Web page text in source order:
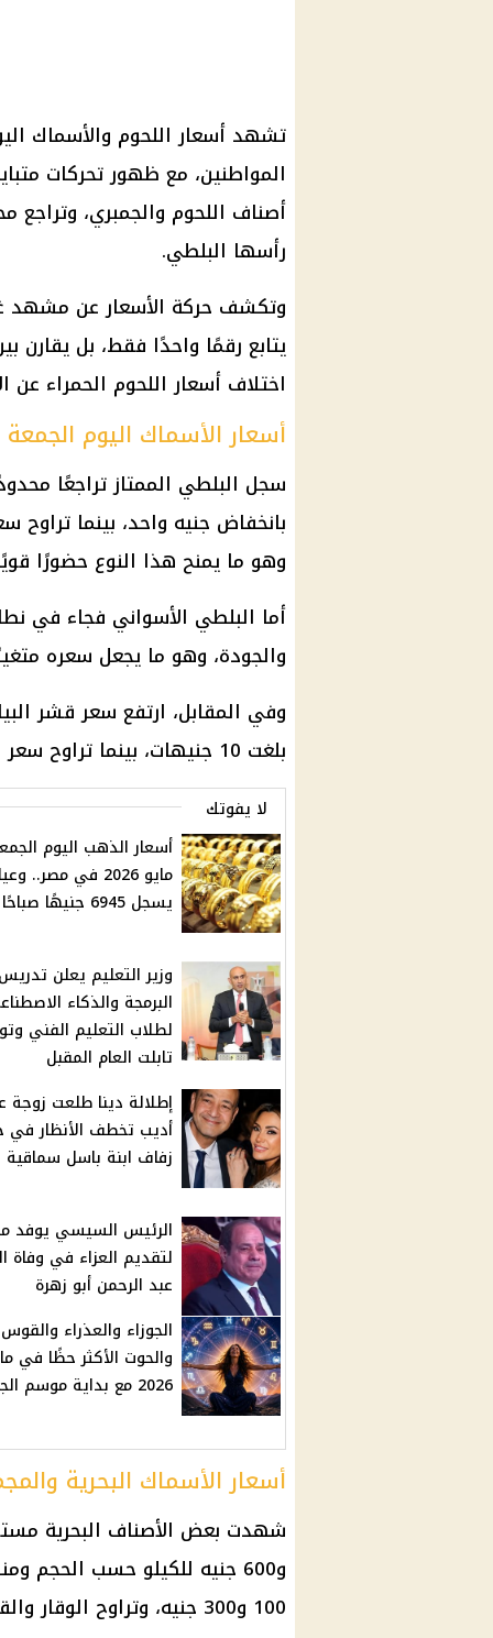
المواطنين، مع ظهور تحركات
أصناف اللحوم والجمبري،
رأسها البلطي.
وتكشف حركة الأسعار عن مشهد
يتابع رقمًا واحدًا فقط، بل يقارن
اختلاف أسعار اللحوم الحمراء عن
أسعار الأسماك اليوم الجمعة
وهو ما يمنح هذا النوع حضورًا
والجودة، وهو ما يجعل سعره
بلغت 10 جنيهات، بينما تراوح سعر البياض الأملس البلدي بين 150 و250 جنيهًا.
لا يفوتك
يسجل 6945 جنيهًا صباحًا
وزير التعليم يعلن
البرمجة والذكاء
لطلاب التعليم الفني
تابلت العام المقبل
إطلالة دينا طلعت زوجة
أديب تخطف الأنظار
زفاف ابنة باسل سماقية
الرئيس السيسي يوفد
لتقديم العزاء في وفاة
عبد الرحمن أبو زهرة
الجوزاء والعذراء والقوس
والحوت الأكثر حظًا في
2026 مع بداية موسم الجوزاء
أسعار الأسماك البحرية
و600 جنيه للكيلو حسب
100 و300 جنيه، وتراوح الوقار والقاروص بين 150 و350 جنيهًا للكيلو.